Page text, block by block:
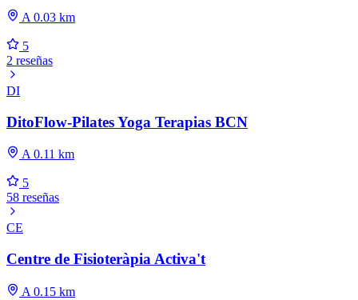
A 0.03 km
5
2 reseñas
DI
DitoFlow-Pilates Yoga Terapias BCN
A 0.11 km
5
58 reseñas
CE
Centre de Fisioteràpia Activa't
A 0.15 km